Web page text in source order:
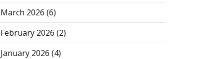
March 2026 (6)
February 2026 (2)
January 2026 (4)